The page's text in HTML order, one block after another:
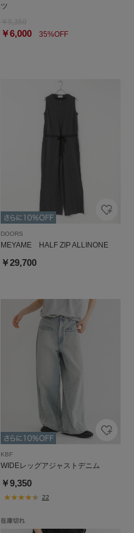
ツ
￥6,00035%OFF
DOORS
MEYAME HALF ZIP ALLINONE
￥29,700
KBF
WIDEレッグアジャストデニム
￥9,350
22